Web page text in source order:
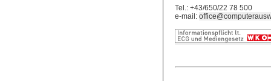
Tel.: +43/650/22 78 500
e-mail: